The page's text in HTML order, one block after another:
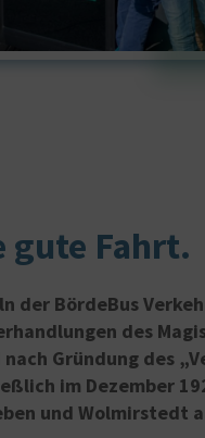
gute Fahrt.
der BördeBus
des
nach Gründung des
im Dezember
und Wolmirstedt